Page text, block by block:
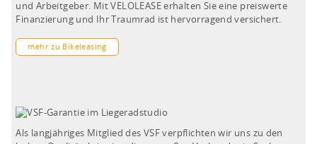
und Arbeitgeber. Mit VELOLEASE erhalten Sie eine preiswerte
Finanzierung und Ihr Traumrad ist hervorragend versichert.
mehr zu Bikeleasing
Als langjähriges Mitglied des VSF verpflichten wir uns zu den